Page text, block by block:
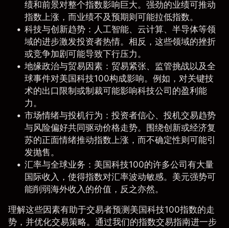
绩和前景对整个指数影响巨大。强劲的业绩可推动
指数上涨，而业绩不及预期则可能拉低指数。
科技与创新趋势 ：人工智能、云计算、半导体等领
域的进步激发投资者热情。相反，这些领域的挫折
或竞争加剧可能导致下行压力。
地缘政治与贸易因素 ：贸易紧张、监管挑战以及全
球事件对美国科技100构成影响。例如，对关键技
术的出口限制或制裁可能影响科技公司的盈利能
力。
市场情绪与投机行为 ：投资者信心、投机交易趋势
与风险偏好共同驱动价格走势。围绕创新或经济复
苏的正面情绪推动指数上涨，而不确定性则可能引
发抛售。
汇率与全球业务 ：美国科技100的许多公司有大量
国际收入，使得指数对汇率波动敏感。 美元强势可
能削弱海外收入的价值，反之亦然。
理解这些因素有助于交易者预测美国科技100指数的走
势，并优化交易策略。通过我们的指数交易指南进一步